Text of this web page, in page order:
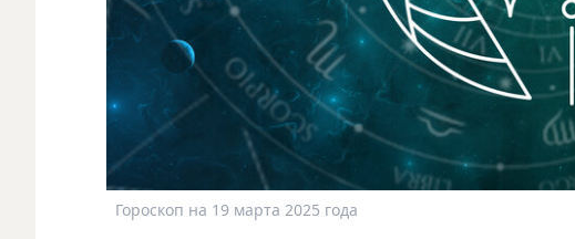
Гороскоп на 19 марта 2025 года